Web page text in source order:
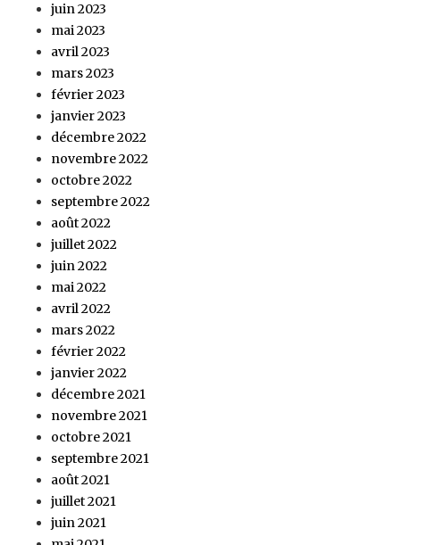
juin 2023
mai 2023
avril 2023
mars 2023
février 2023
janvier 2023
décembre 2022
novembre 2022
octobre 2022
septembre 2022
août 2022
juillet 2022
juin 2022
mai 2022
avril 2022
mars 2022
février 2022
janvier 2022
décembre 2021
novembre 2021
octobre 2021
septembre 2021
août 2021
juillet 2021
juin 2021